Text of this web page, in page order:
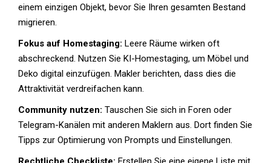
einem einzigen Objekt, bevor Sie Ihren gesamten Bestand
migrieren.
Fokus auf Homestaging: Leere Räume wirken oft
abschreckend. Nutzen Sie KI-Homestaging, um Möbel und
Deko digital einzufügen. Makler berichten, dass dies die
Attraktivität verdreifachen kann.
Community nutzen: Tauschen Sie sich in Foren oder
Telegram-Kanälen mit anderen Maklern aus. Dort finden Sie
Tipps zur Optimierung von Prompts und Einstellungen.